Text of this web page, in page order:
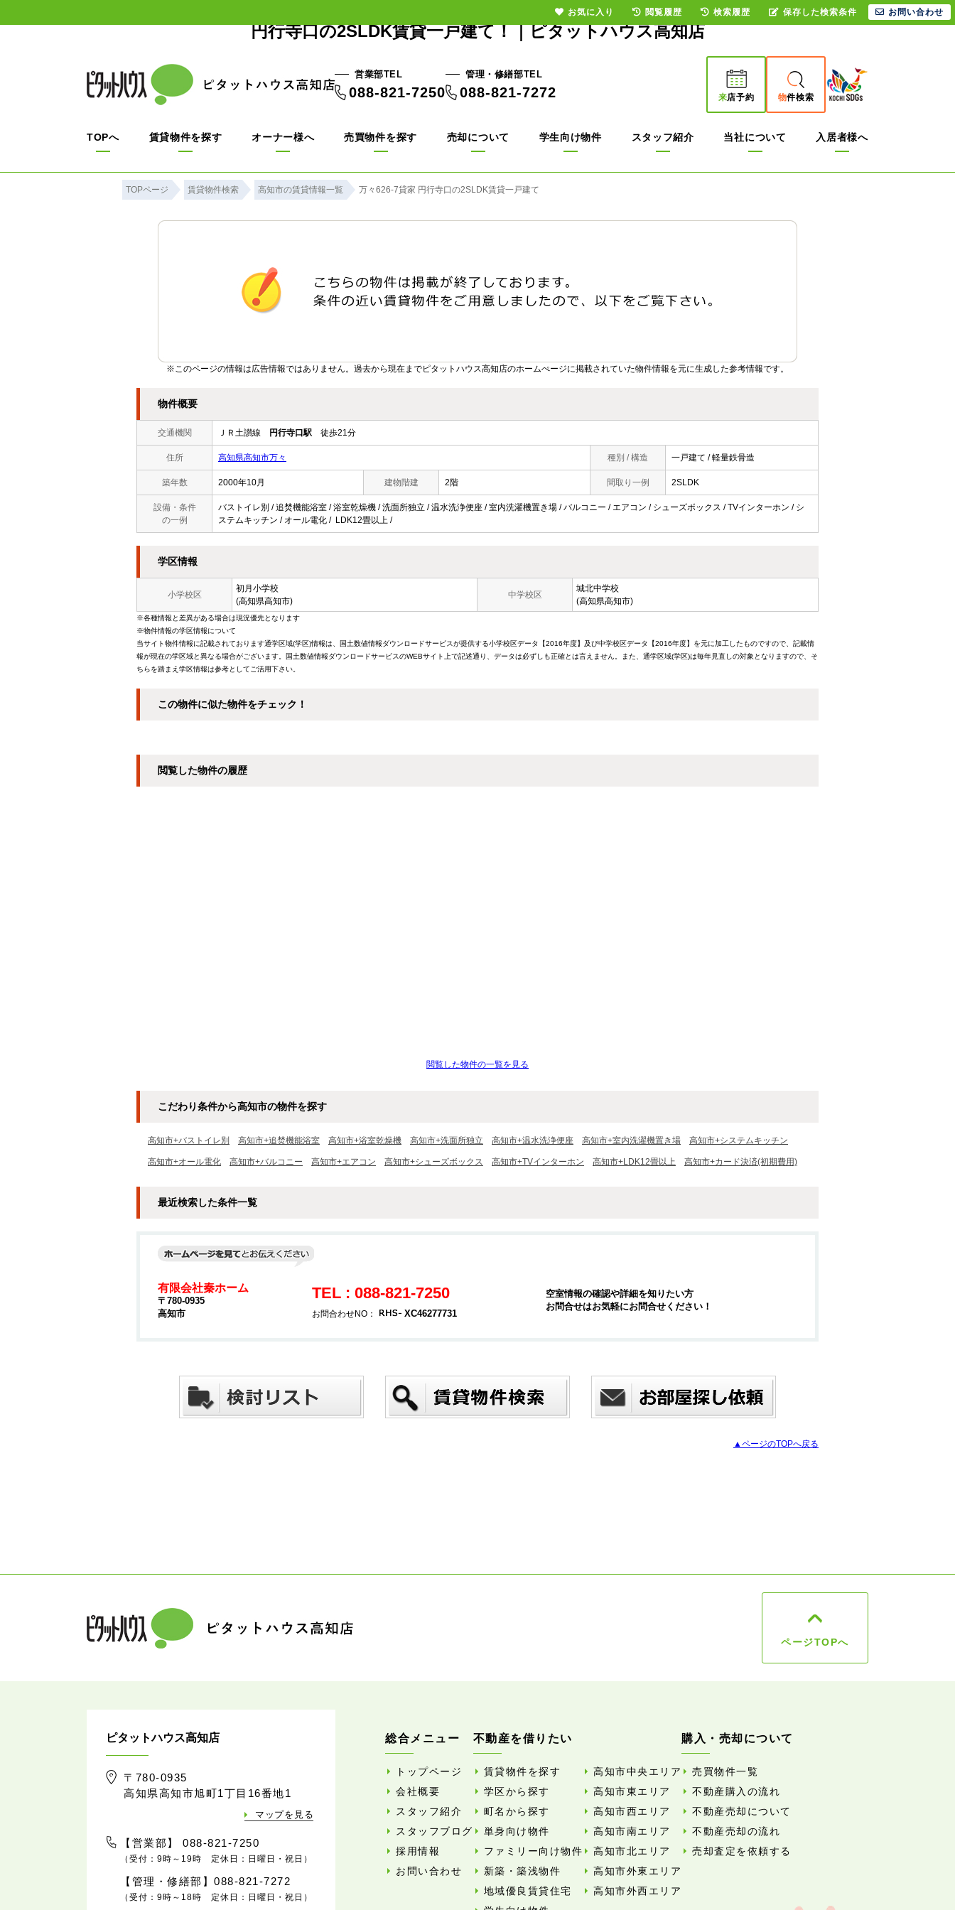
円行寺口の2SLDK賃貸一戸建て！｜ピタットハウス高知店
営業部TEL
088-821-7250
管理・修繕部TEL
088-821-7272 来店予約 物件検索
TOPへ 賃貸物件を探す オーナー様へ 売買物件を探す 売却について 学生向け物件 スタッフ紹介 当社について 入居者様へ
TOPページ 賃貸物件検索 高知市の賃貸情報一覧 万々626-7貸家 円行寺口の2SLDK賃貸一戸建て
※このページの情報は広告情報ではありません。過去から現在までピタットハウス高知店のホームぺージに掲載されていた物件情報を元に生成した参考情報です。
物件概要
交通機関 ＪＲ土讃線 円行寺口駅 徒歩21分
住所 高知県高知市万々 種別 / 構造 一戸建て / 軽量鉄骨造
築年数 2000年10月 建物階建 2階 間取り一例 2SLDK
設備・条件
の一例
バストイレ別 / 追焚機能浴室 / 浴室乾燥機 / 洗面所独立 / 温水洗浄便座 / 室内洗濯機置き場 / バルコニー / エアコン / シューズボックス / TVインターホン / シ
ステムキッチン / オール電化 / LDK12畳以上 /
学区情報
小学校区
初月小学校
(高知県高知市)
中学校区
城北中学校
(高知県高知市)
※各種情報と差異がある場合は現況優先となります
※物件情報の学区情報について
当サイト物件情報に記載されております通学区域(学区)情報は、国土数値情報ダウンロードサービスが提供する小学校区データ【2016年度】及び中学校区データ【2016年度】を元に加工したものですので、記載情
報が現在の学区域と異なる場合がございます。国土数値情報ダウンロードサービスのWEBサイト上で記述通り、データは必ずしも正確とは言えません。また、通学区域(学区)は毎年見直しの対象となりますので、そ
ちらを踏まえ学区情報は参考としてご活用下さい。
この物件に似た物件をチェック！
閲覧した物件の履歴
閲覧した物件の一覧を見る
こだわり条件から高知市の物件を探す
高知市+バストイレ別 高知市+追焚機能浴室 高知市+浴室乾燥機 高知市+洗面所独立 高知市+温水洗浄便座 高知市+室内洗濯機置き場 高知市+システムキッチン
高知市+オール電化 高知市+バルコニー 高知市+エアコン 高知市+シューズボックス 高知市+TVインターホン 高知市+LDK12畳以上 高知市+カード決済(初期費用)
最近検索した条件一覧
有限会社秦ホーム
〒780-0935
高知市
TEL : 088-821-7250
お問合わせNO： XC46277731
空室情報の確認や詳細を知りたい方
お問合せはお気軽にお問合せください！
▲ページのTOPへ戻る
ページTOPへ
ピタットハウス高知店
〒780-0935
高知県高知市旭町1丁目16番地1
マップを見る
【営業部】 088-821-7250
（受付：9時～19時 定休日：日曜日・祝日）
【管理・修繕部】088-821-7272
（受付：9時～18時 定休日：日曜日・祝日）
総合メニュー
トップページ
会社概要
スタッフ紹介
スタッフブログ
採用情報
お問い合わせ
不動産を借りたい
賃貸物件を探す
学区から探す
町名から探す
単身向け物件
ファミリー向け物件
新築・築浅物件
地域優良賃貸住宅
高知市中央エリア
高知市東エリア
高知市西エリア
高知市南エリア
高知市北エリア
高知市外東エリア
高知市外西エリア
購入・売却について
売買物件一覧
不動産購入の流れ
不動産売却について
不動産売却の流れ
売却査定を依頼する
お気に入り 閲覧履歴 検索履歴 保存した検索条件 お問い合わせ